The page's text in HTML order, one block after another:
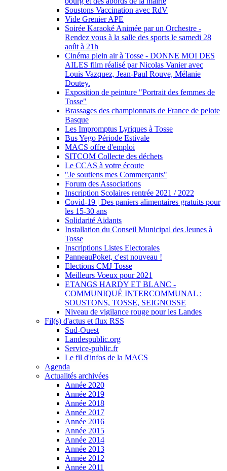
Soustons Vaccination avec RdV
Vide Grenier APE
Soirée Karaoké Animée par un Orchestre -
Rendez vous à la salle des sports le samedi 28
août à 21h
Cinéma plein air à Tosse - DONNE MOI DES
AILES film réalisé par Nicolas Vanier avec
Louis Vazquez, Jean-Paul Rouve, Mélanie
Doutey.
Exposition de peinture "Portrait des femmes de
Tosse"
Brassages des championnats de France de pelote
Basque
Les Impromptus Lyriques à Tosse
Bus Yego Période Estivale
MACS offre d'emploi
SITCOM Collecte des déchets
Le CCAS à votre écoute
"Je soutiens mes Commerçants"
Forum des Associations
Inscription Scolaires rentrée 2021 / 2022
Covid-19 | Des paniers alimentaires gratuits pour
les 15-30 ans
Solidarité Aidants
Installation du Conseil Municipal des Jeunes à
Tosse
Inscriptions Listes Electorales
PanneauPoket, c'est nouveau !
Elections CMJ Tosse
Meilleurs Voeux pour 2021
ETANGS HARDY ET BLANC -
COMMUNIQUÉ INTERCOMMUNAL :
SOUSTONS, TOSSE, SEIGNOSSE
Niveau de vigilance rouge pour les Landes
Fil(s) d'actus et flux RSS
Sud-Ouest
Landespublic.org
Service-public.fr
Le fil d'infos de la MACS
Agenda
Actualités archivées
Année 2020
Année 2019
Année 2018
Année 2017
Année 2016
Année 2015
Année 2014
Année 2013
Année 2012
Année 2011